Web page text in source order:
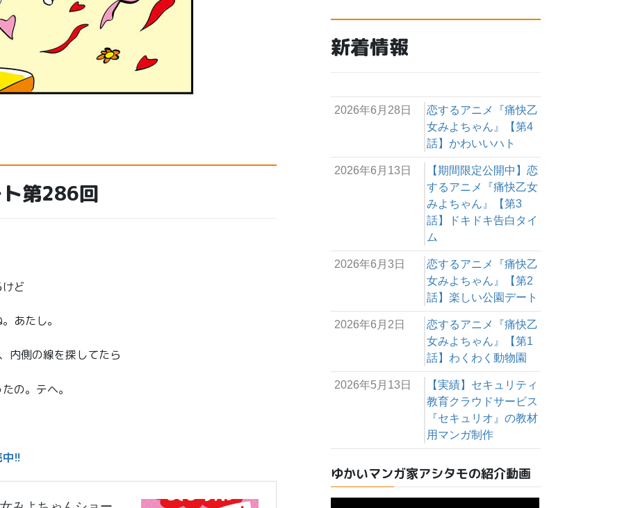
第286回
ど
あたし。
内側の線を探してたら
の。テヘ。
!!
新着情報
2026年6月28日
恋するアニメ『痛快乙
女みよちゃん』【第4
話】かわいいハト
2026年6月13日
【期間限定公開中】恋
するアニメ『痛快乙女
みよちゃん』【第3
話】ドキドキ告白タイ
ム
2026年6月3日
恋するアニメ『痛快乙
女みよちゃん』【第2
話】楽しい公園デート
2026年6月2日
恋するアニメ『痛快乙
女みよちゃん』【第1
話】わくわく動物園
2026年5月13日
【実績】セキュリティ
教育クラウドサービス
『セキュリオ』の教材
用マンガ制作
ゆかいマンガ家アシタモの紹介動画